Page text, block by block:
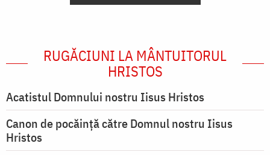
RUGĂCIUNI LA MÂNTUITORUL
HRISTOS
Acatistul Domnului nostru Iisus Hristos
Canon de pocăință către Domnul nostru Iisus
Hristos